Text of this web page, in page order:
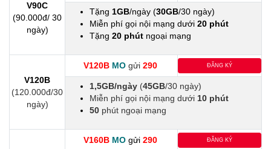
V90C
(90.000đ/ 30
ngày)
Tặng 1GB/ngày (30GB/30 ngày)
Miễn phí gọi nội mạng dưới 20 phút
Tặng 20 phút ngoại mạng
V120B
(120.000đ/30
ngày)
V120B MOgửi 290 ĐĂNG KÝ
1,5GB/ngày (45GB/30 ngày)
Miễn phí gọi nội mạng dưới 10 phút
50 phút ngoại mạng
V160B MO gửi 290 ĐĂNG KÝ